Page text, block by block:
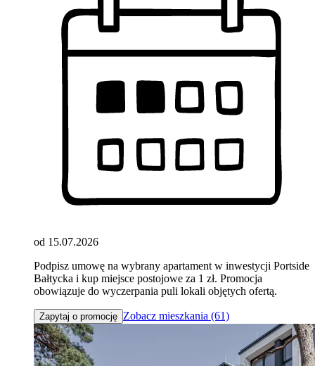
od 15.07.2026
Podpisz umowę na wybrany apartament w inwestycji Portside
Bałtycka i kup miejsce postojowe za 1 zł. Promocja
obowiązuje do wyczerpania puli lokali objętych ofertą.
Zapytaj o promocję Zobacz mieszkania (61)